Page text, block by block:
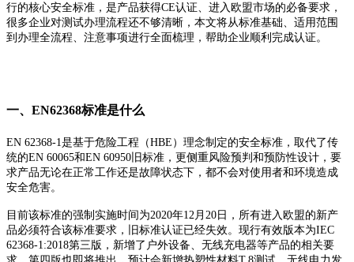
行的核心安全标准，是产品获得CE认证、进入欧盟市场的必备要求，
很多企业对测试办理流程还不够清晰，本文将从标准基础、适用范围
到办理全流程、注意事项进行全面梳理，帮助企业顺利完成认证。
一、EN62368标准是什么
EN 62368-1是基于危险工程（HBE）理念制定的安全标准，取代了传
统的EN 60065和EN 60950旧标准，更侧重风险预判和预防性设计，要
求产品无论在正常工作还是故障状态下，都不会对使用者和环境造成
安全危害。
目前该标准的强制实施时间为2020年12月20日，所有进入欧盟的新产
品必须符合该标准要求，旧标准认证已经失效。现行有效版本为IEC
62368-1:2018第三版，新增了户外设备、无线充电器等产品的相关要
求，第四版也即将推出，预计会新增热塑性材料T.8测试、无线电力发